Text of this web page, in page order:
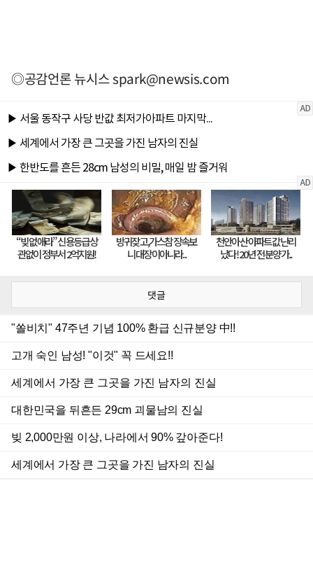
◎공감언론 뉴시스spark@newsis.com
댓글